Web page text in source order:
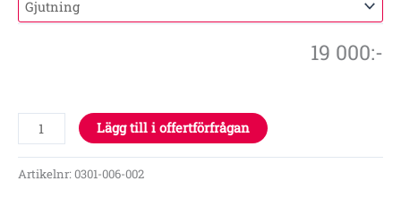
19 000:-
Lägg till i offertförfrågan
Artikelnr:0301-006-002